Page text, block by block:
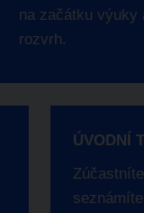
na začátku výuky
rozvrh.
ÚVODNÍ